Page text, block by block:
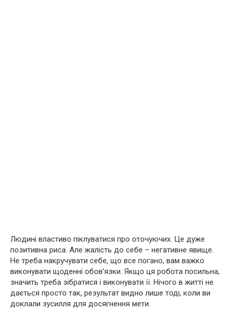
Людині властиво піклуватися про оточуючих. Це дуже
позитивна риса. Але жалість до себе – негативне явище.
Не треба накручувати себе, що все погано, вам важко
виконувати щоденні обов’язки. Якщо ця робота посильна,
значить треба зібратися і виконувати її. Нічого в житті не
дається просто так, результат видно лише тоді, коли ви
доклали зусилля для досягнення мети.